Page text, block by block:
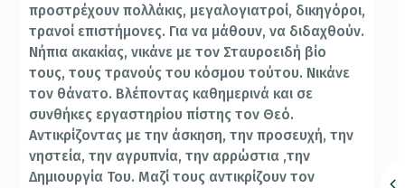
προστρέχουν πολλάκις, μεγαλογιατροί, δικηγόροι,
τρανοί επιστήμονες. Για να μάθουν, να διδαχθούν.
Νήπια ακακίας, νικάνε με τον Σταυροειδή βίο
τους, τους τρανούς του κόσμου τούτου. Νικάνε
τον θάνατο. Βλέποντας καθημερινά και σε
συνθήκες εργαστηρίου πίστης τον Θεό.
Αντικρίζοντας με την άσκηση, την προσευχή, την
νηστεία, την αγρυπνία, την αρρώστια ,την
Δημιουργία Του. Μαζί τους αντικρίζουν τον